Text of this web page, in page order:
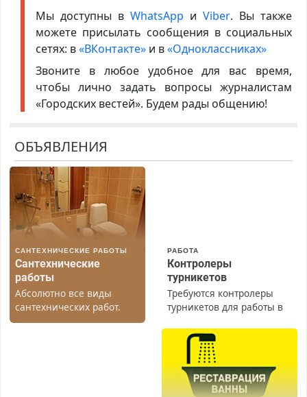
Мы доступны в WhatsApp иViber. Вы также
можете присылать сообщения в социальных
сетях: в«ВКонтакте»и в«Одноклассниках»
Звоните в любое удобное для вас время,
чтобы лично задать вопросы журналистам
«Городских вестей». Будем рады общению!
ОБЪЯВЛЕНИЯ
САНТЕХНИЧЕСКИЕ РАБОТЫ
Сантехнические
работы
Абсолютно все виды
сантехнических работ.
Быстро. Качественно.
РАБОТА
Контролеры
турникетов
Требуются контролеры
турникетов для работы в
(мужчины, женщины).
Прием по ТК РФ. График
работы любой.
Бесплатное проживание.
З/п – до 96000 рублей до